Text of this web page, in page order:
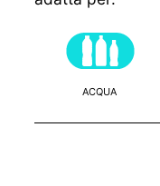
ACQUA